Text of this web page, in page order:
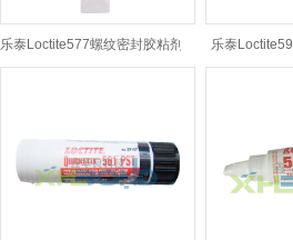
乐泰Loctite577螺纹密封胶粘剂 乐泰